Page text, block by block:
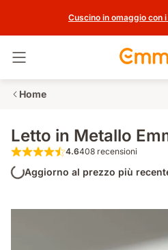
Cuscino in omaggio con
Home
Letto in Metallo
4.6 su 5 stelle 408
4.6408 recensioni
Aggiorno al prezzo più